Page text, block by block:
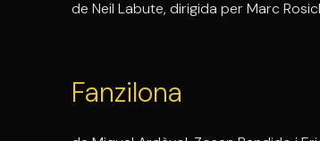
de Neil Labute, dirigida per Marc
Fanzilona